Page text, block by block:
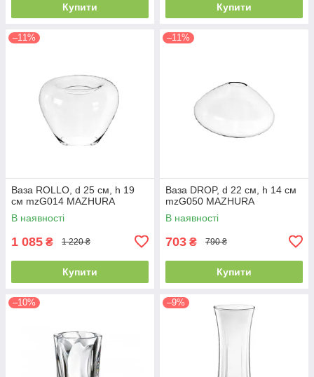
Купити Купити
–11%
Ваза ROLLO, d 25 см, h 19
см mzG014 MAZHURA
В наявності
1 085 ₴ 1 220 ₴
Купити
–11%
Ваза DROP, d 22 см, h 14 см
mzG050 MAZHURA
В наявності
703 ₴ 790 ₴
Купити
–10% –9%